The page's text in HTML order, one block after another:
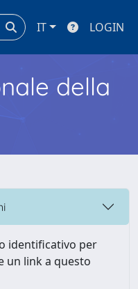
IT LOGIN
della
identificativo per
un link a questo